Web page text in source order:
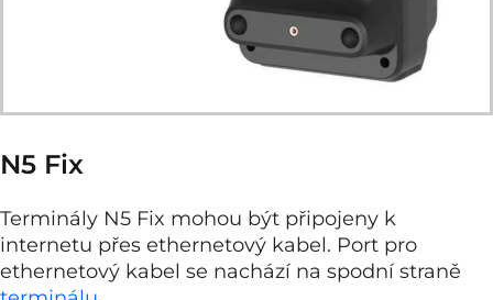
N5 Fix
Terminály N5 Fix mohou být připojeny k
internetu přes ethernetový kabel. Port pro
ethernetový kabel se nachází na spodní straně